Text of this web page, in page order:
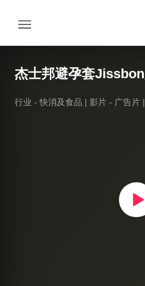
杰士邦避孕套
行业 -快消及食品 | 影片 - 广告片